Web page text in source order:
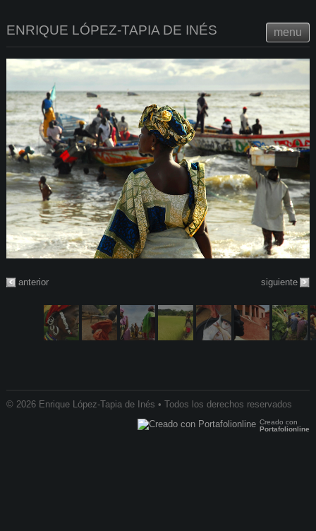
menu
ENRIQUE LÓPEZ-TAPIA DE INÉS
anterior siguiente
© 2026 Enrique López-Tapia de Inés • Todos los derechos reservados
Creado con
Portafolionline